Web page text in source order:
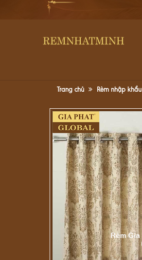
Trang chủ Rèm nhập khẩu